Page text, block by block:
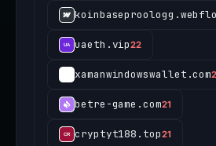
uaeth.vip22
xamanwindowswallet.com
betre-game.com21
cryptyt188.top21